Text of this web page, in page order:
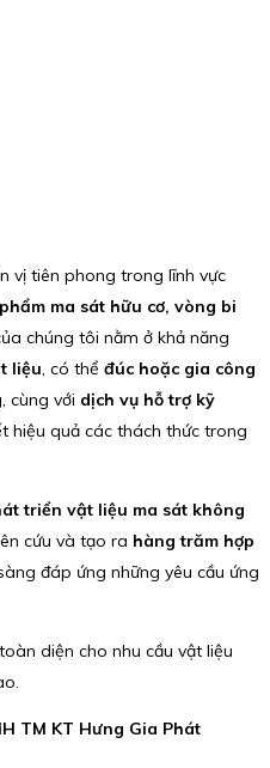
vị tiên phong trong lĩnh vực
ma sát hữu cơ, vòng bi
chúng tôi nằm ở khả năng
liệu, có thể đúc hoặc gia công
cùng với dịch vụ hỗ trợ kỹ
hiệu quả các thách thức trong
triển vật liệu ma sát không
cứu và tạo ra hàng trăm hợp
đáp ứng những yêu cầu ứng
diện cho nhu cầu vật liệu
TM KT Hưng Gia Phát